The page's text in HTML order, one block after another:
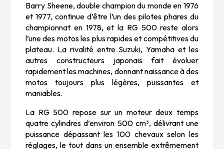
Barry Sheene, double champion du monde en 1976
et 1977, continue d’être l’un des pilotes phares du
championnat en 1978, et la RG 500 reste alors
l’une des motos les plus rapides et compétitives du
plateau. La rivalité entre Suzuki, Yamaha et les
autres constructeurs japonais fait évoluer
rapidement les machines, donnant naissance à des
motos toujours plus légères, puissantes et
maniables.
La RG 500 repose sur un moteur deux temps
quatre cylindres d’environ 500 cm³, délivrant une
puissance dépassant les 100 chevaux selon les
réglages, le tout dans un ensemble extrêmement